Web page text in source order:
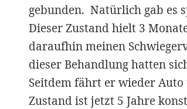
gebunden. Natürlich gab es
Dieser Zustand hielt 3
daraufhin meinen
dieser Behandlung hatten
Seitdem fährt er wieder
Zustand ist jetzt 5 Jahre